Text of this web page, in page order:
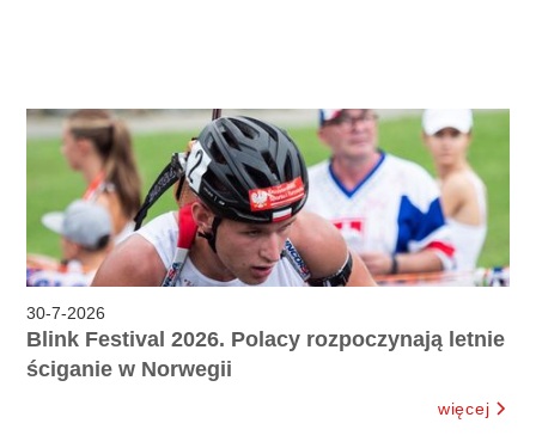
30-7-2026
Blink Festival 2026. Polacy rozpoczynają letnie
ściganie w Norwegii
więcej